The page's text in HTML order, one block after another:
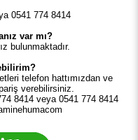
0541 774 8414
var mı?
bulunmaktadır.
telefon hattımızdan ve
verebilirsiniz.
8414 veya 0541 774 8414